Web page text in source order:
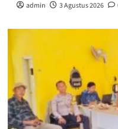
admin 3 Agustus 2026